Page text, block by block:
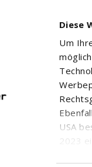
Diese
Um
USA
2023